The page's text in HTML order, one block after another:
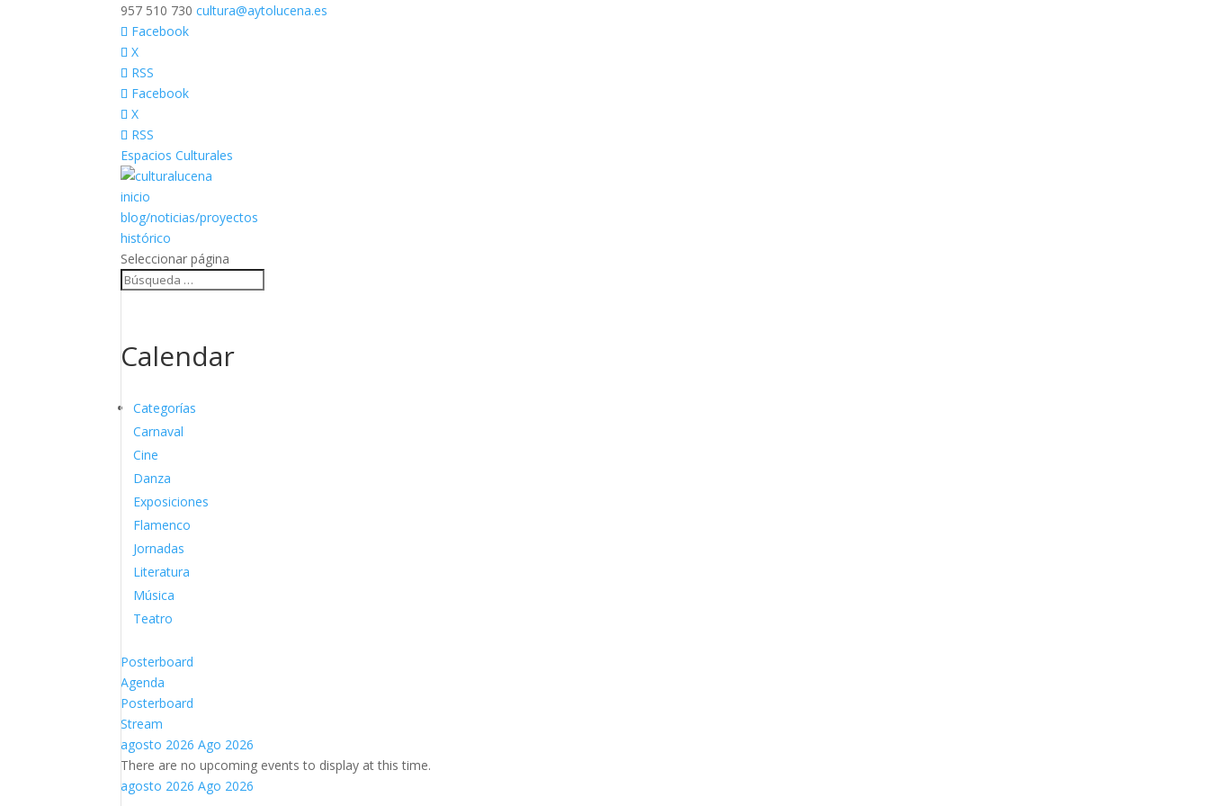
957 510 730 cultura@aytolucena.es
Facebook
X
RSS
Facebook
X
RSS
Espacios Culturales
inicio
blog/noticias/proyectos
histórico
Seleccionar página
Calendar
Categorías
Carnaval
Cine
Danza
Exposiciones
Flamenco
Jornadas
Literatura
Música
Teatro
Posterboard
Agenda
Posterboard
Stream
agosto 2026 Ago 2026
There are no upcoming events to display at this time.
agosto 2026 Ago 2026